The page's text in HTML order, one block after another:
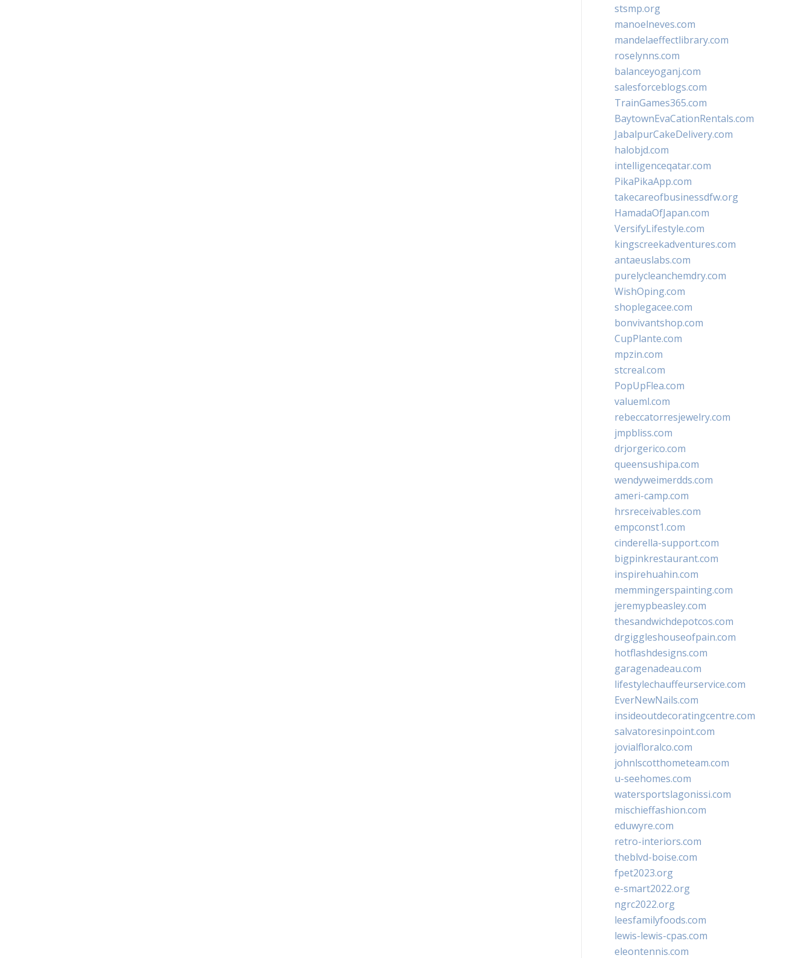
stsmp.org
manoelneves.com
mandelaeffectlibrary.com
roselynns.com
balanceyoganj.com
salesforceblogs.com
TrainGames365.com
BaytownEvaCationRentals.com
JabalpurCakeDelivery.com
halobjd.com
intelligenceqatar.com
PikaPikaApp.com
takecareofbusinessdfw.org
HamadaOfJapan.com
VersifyLifestyle.com
kingscreekadventures.com
antaeuslabs.com
purelycleanchemdry.com
WishOping.com
shoplegacee.com
bonvivantshop.com
CupPlante.com
mpzin.com
stcreal.com
PopUpFlea.com
valueml.com
rebeccatorresjewelry.com
jmpbliss.com
drjorgerico.com
queensushipa.com
wendyweimerdds.com
ameri-camp.com
hrsreceivables.com
empconst1.com
cinderella-support.com
bigpinkrestaurant.com
inspirehuahin.com
memmingerspainting.com
jeremypbeasley.com
thesandwichdepotcos.com
drgiggleshouseofpain.com
hotflashdesigns.com
garagenadeau.com
lifestylechauffeurservice.com
EverNewNails.com
insideoutdecoratingcentre.com
salvatoresinpoint.com
jovialfloralco.com
johnlscotthometeam.com
u-seehomes.com
watersportslagonissi.com
mischieffashion.com
eduwyre.com
retro-interiors.com
theblvd-boise.com
fpet2023.org
e-smart2022.org
ngrc2022.org
leesfamilyfoods.com
lewis-lewis-cpas.com
eleontennis.com